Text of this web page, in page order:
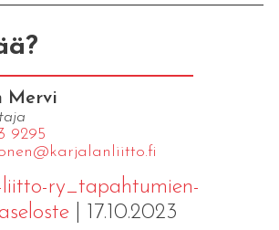
Mervi
9295
ry_tapahtumien-
| 17.10.2023